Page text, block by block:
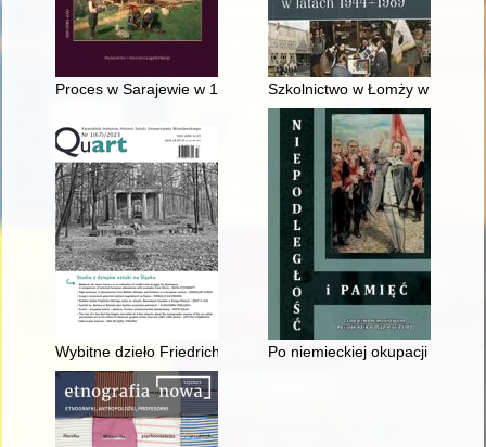
Proces w Sarajewie w 1983 roku na tle sytuacji politycznej i
Szkolnictwo w Łomży w latach
Wybitne dzieło Friedricha Gilly’ego czeka na ratunek :
Po niemieckiej okupacji : dola i